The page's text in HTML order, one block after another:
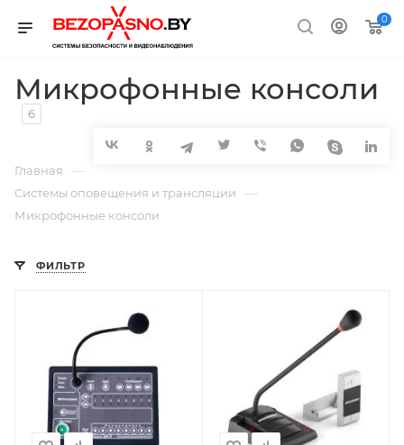
0
Микрофонные консоли
6
Главная —
Системы оповещения и трансляции —
Микрофонные консоли
ФИЛЬТР